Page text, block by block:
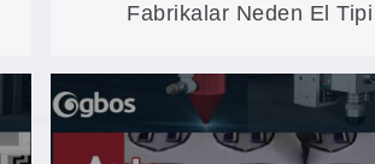
Fabrikalar Neden El
Kullanımdan Kaldırıyor: